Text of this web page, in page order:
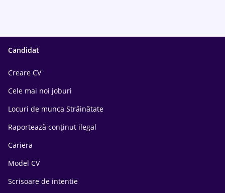
Candidat
Creare CV
Cele mai noi joburi
Locuri de munca Străinătate
Raportează conținut ilegal
Cariera
Model CV
Scrisoare de intentie